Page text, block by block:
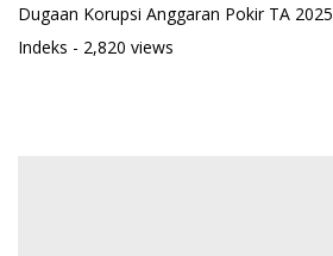
Dugaan Korupsi Anggaran Pokir TA 2025
Indeks - 2,820 views